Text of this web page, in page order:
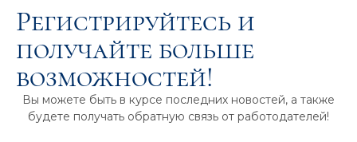
Регистрируйтесь и
получайте больше
возможностей!
Вы можете быть в курсе последних новостей, а также
будете получать обратную связь от работодателей!